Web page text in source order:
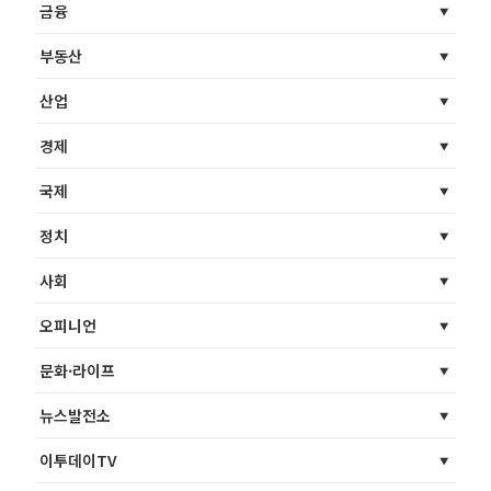
금융
부동산
산업
경제
국제
정치
사회
오피니언
문화·라이프
뉴스발전소
이투데이TV